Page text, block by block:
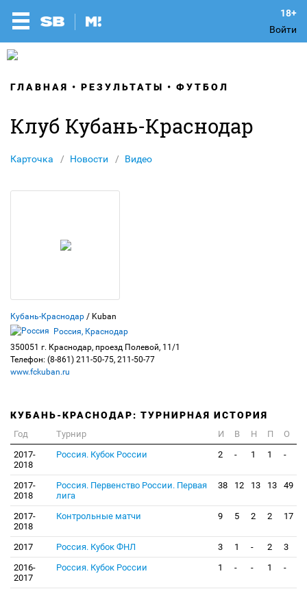
Войти
ГЛАВНАЯ РЕЗУЛЬТАТЫ ФУТБОЛ
Клуб Кубань-Краснодар
Карточка Новости Видео
Кубань-Краснодар / Kuban
Россия, Краснодар
350051 г. Краснодар, проезд Полевой, 11/1
Телефон: (8-861) 211-50-75, 211-50-77
www.fckuban.ru
КУБАНЬ-КРАСНОДАР: ТУРНИРНАЯ ИСТОРИЯ
Год Турнир И В Н П
О
2017-
2018
Россия. Кубок России 2 - 1 1 -
2017-
2018
Россия. Первенство России. Первая
лига
38 12 13 13 49
2017-
2018
Контрольные матчи 9 5 2 2 17
2017 Россия. Кубок ФНЛ 3 1 - 2
3
2016-
2017
Россия. Кубок России 1 - - 1 -